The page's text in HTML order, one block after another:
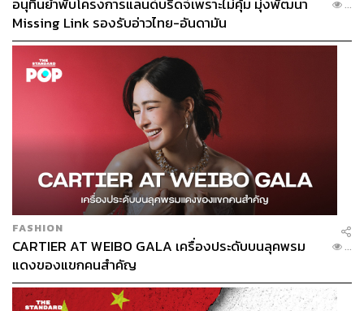
อนุทินย้ำพับโครงการแลนด์บริดจ์เพราะไม่คุ้ม มุ่งพัฒนา
Missing Link รองรับอ่าวไทย-อันดามัน
...
FASHION
CARTIER AT WEIBO GALA เครื่องประดับบนลุคพรม
แดงของแขกคนสำคัญ
...